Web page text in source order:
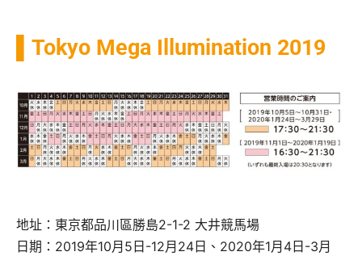
Tokyo Mega Illumination 2019
地址：東京都品川區勝島2-1-2 大井競馬場
日期：2019年10月5日-12月24日、2020年1月4日-3月